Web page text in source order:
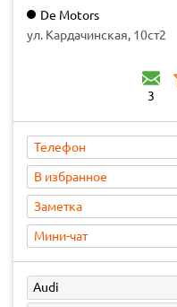
De Motors
ул. Кардачинская, 10ст2
3
Телефон
В избранное
Заметка
Мини-чат
Audi